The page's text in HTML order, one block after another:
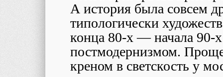
А история была совсем
типологически
конца 80-х — начала 90-х
постмодернизмом.
креном в светскость у